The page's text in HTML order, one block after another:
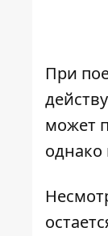
При
может
однако